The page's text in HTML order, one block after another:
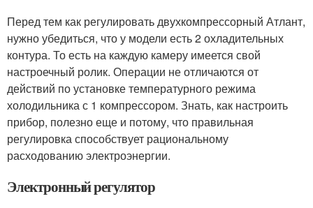
Перед тем как регулировать двухкомпрессорный Атлант,
нужно убедиться, что у модели есть 2 охладительных
контура. То есть на каждую камеру имеется свой
настроечный ролик. Операции не отличаются от
действий по установке температурного режима
холодильника с 1 компрессором. Знать, как настроить
прибор, полезно еще и потому, что правильная
регулировка способствует рациональному
расходованию электроэнергии.
Электронный регулятор